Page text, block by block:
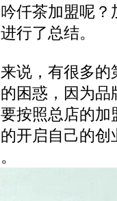
茶加盟呢？
行了总结。
，有很多的
困惑，因为
按照总店的
开启自己的创